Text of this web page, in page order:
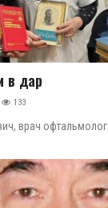
в дар
133
врач офтальмолог